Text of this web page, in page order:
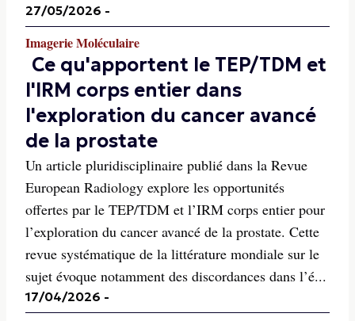
27/05/2026 -
Imagerie Moléculaire
Ce qu'apportent le TEP/TDM et
l'IRM corps entier dans
l'exploration du cancer avancé
de la prostate
Un article pluridisciplinaire publié dans la Revue
European Radiology explore les opportunités
offertes par le TEP/TDM et l’IRM corps entier pour
l’exploration du cancer avancé de la prostate. Cette
revue systématique de la littérature mondiale sur le
sujet évoque notamment des discordances dans l’é...
17/04/2026 -